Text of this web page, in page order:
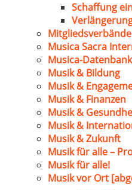
Schaffung
Mitgliedsverbände
Musica Sacra
Musica-Datenbank
Musik & Bildung
Musik &
Musik & Finanzen
Musik &
Musik &
Musik & Zukunft
Musik für alle –
Musik für alle!
Musik vor Ort